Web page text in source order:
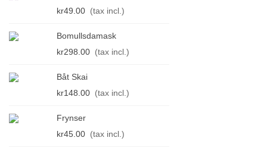
kr49.00 (tax incl.)
Bomullsdamask
kr298.00 (tax incl.)
Båt Skai
kr148.00 (tax incl.)
Frynser
kr45.00 (tax incl.)